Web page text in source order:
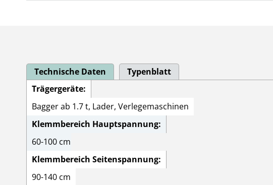
Technische Daten
Typenblatt
Trägergeräte:
Bagger ab 1.7 t, Lader, Verlegemaschinen
Klemmbereich Hauptspannung:
60-100 cm
Klemmbereich Seitenspannung:
90-140 cm